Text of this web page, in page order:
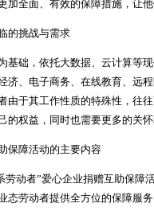
加全面、有效的保障措施，让
的挑战与需求
基础，依托大数据、云计算等
济、电子商务、在线教育、远
由于其工作性质的特殊性，往
的权益，同时也需要更多的关
保障活动的主要内容
劳动者”爱心企业捐赠互助保障
态劳动者提供全方位的保障服